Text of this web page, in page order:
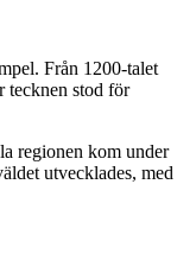
Från 1200-talet
tecknen stod för
regionen kom under
utvecklades, med